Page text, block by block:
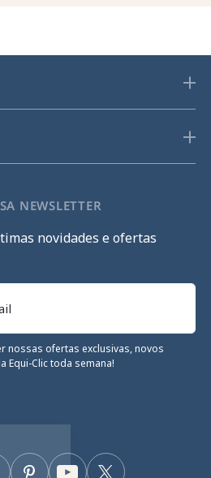
NEWSLETTER
novidades e ofertas
nossas ofertas exclusivas, novos
Equi-Clic toda semana!